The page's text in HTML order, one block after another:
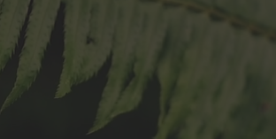
Saç Bakımı ve Tedavileri
Çeşitli saç problemleri için
özel olarak tasarlanmış
bakım ve tedavi seçenekleri